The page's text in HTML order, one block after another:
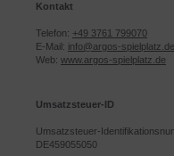
Kontakt
Telefon: +49 3761 799070
E-Mail: info@argos-spielplatz.de
Web: www.argos-spielplatz.de
Umsatzsteuer-ID
Umsatzsteuer-
DE459055050